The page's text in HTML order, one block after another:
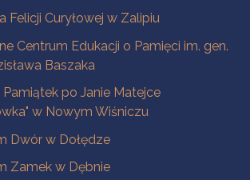
Felicji Curyłowej w Zalipiu
Centrum Edukacji o Pamięci im. gen.
Baszaka
Pamiątek po Janie Matejce
w Nowym Wiśniczu
Dwór w Dołędze
Zamek w Dębnie